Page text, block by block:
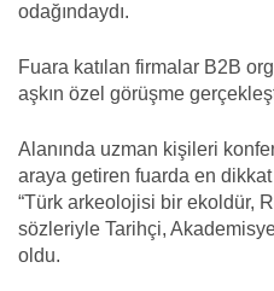
odağındaydı.
Fuara katılan firmalar B2B
aşkın özel görüşme
Alanında uzman kişileri
araya getiren fuarda en
“Türk arkeolojisi bir ekoldür,
sözleriyle Tarihçi,
oldu.